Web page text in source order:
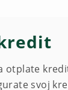
otplate
svoj